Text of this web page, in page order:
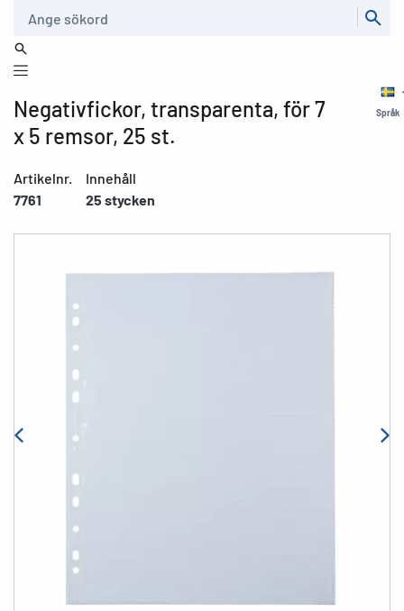
Språk
Negativfickor, transparenta, för 7
x 5 remsor, 25 st.
Artikelnr.
7761
Innehåll
25 stycken